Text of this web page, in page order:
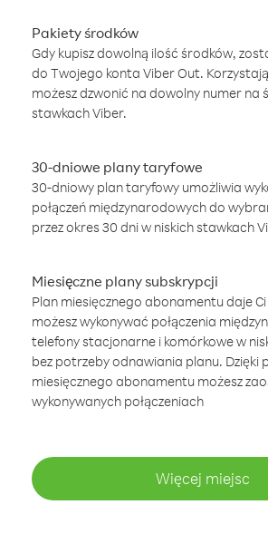
Pakiety środków
Gdy kupisz dowolną ilość środków,
do Twojego konta Viber Out.
możesz dzwonić na dowolny numer na
stawkach Viber.
30-dniowe plany taryfowe
30-dniowy plan taryfowy umożliwia
połączeń międzynarodowych do
przez okres 30 dni w niskich stawkach
Miesięczne plany subskrypcji
Plan miesięcznego abonamentu daje
możesz wykonywać połączenia
telefony stacjonarne i komórkowe w
bez potrzeby odnawiania planu. Dzięki
miesięcznego abonamentu możesz
wykonywanych połączeniach
Więcej miejsc